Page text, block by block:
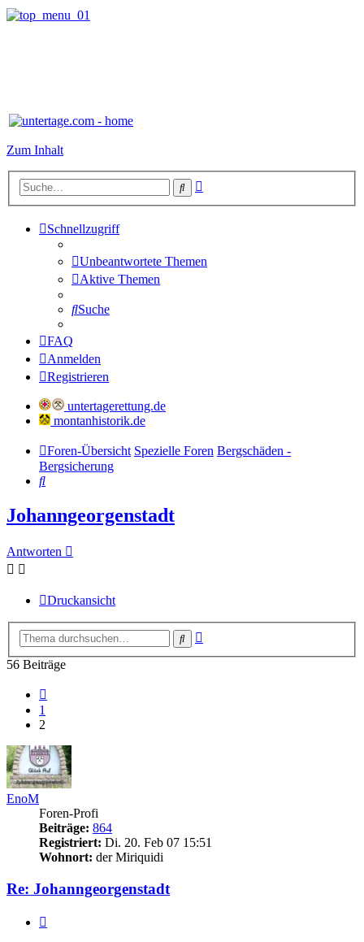
Zum Inhalt
Suche
Schnellzugriff
Unbeantwortete Themen
Aktive Themen
Suche
FAQ
Anmelden
Registrieren
untertagerettung.de
montanhistorik.de
Foren-Übersicht Spezielle Foren Bergschäden -
Bergsicherung
Suche
Johanngeorgenstadt
Antworten
Druckansicht
Suche
56 Beiträge
1
2
EnoM
Foren-Profi
Beiträge: 864
Registriert: Di. 20. Feb 07 15:51
Wohnort: der Miriquidi
Re: Johanngeorgenstadt